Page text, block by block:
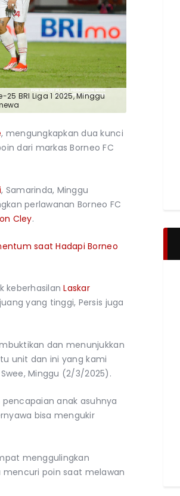
BRI Liga 1 2025, Minggu
, mengungkapkan dua kunci
dari markas Borneo FC
, Samarinda, Minggu
perlawanan Borneo FC
Cley.
saat Hadapi Borneo
keberhasilanLaskar
yang tinggi, Persis juga
dan menunjukkan
unit dan ini yang kami
Minggu (2/3/2025).
anak asuhnya
bisa mengukir
menggulingkan
poin saat melawan